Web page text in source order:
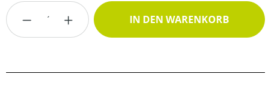
Produkt Anzahl: Gib den gewünschten
IN DEN WARENKORB